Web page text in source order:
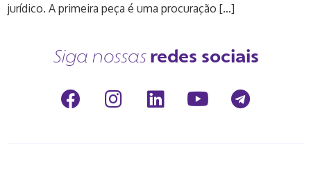
jurídico. A primeira peça é uma procuração […]
Siga nossas redes sociais